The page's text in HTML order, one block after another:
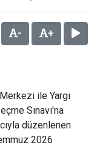
- +
ile Yargı
Sınavı'na
düzenlenen
2026